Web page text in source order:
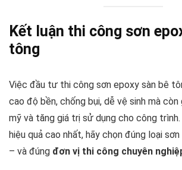
Kết luận thi công sơn
tông
Việc đầu tư thi công sơn epoxy sàn bê
cao độ bền, chống bụi, dễ vệ sinh mà
mỹ và tăng giá trị sử dụng cho công
hiệu quả cao nhất, hãy chọn đúng loại
– và đúng đơn vị thi công chuyên